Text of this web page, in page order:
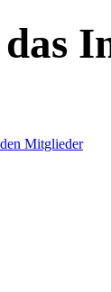
das
Mitglieder